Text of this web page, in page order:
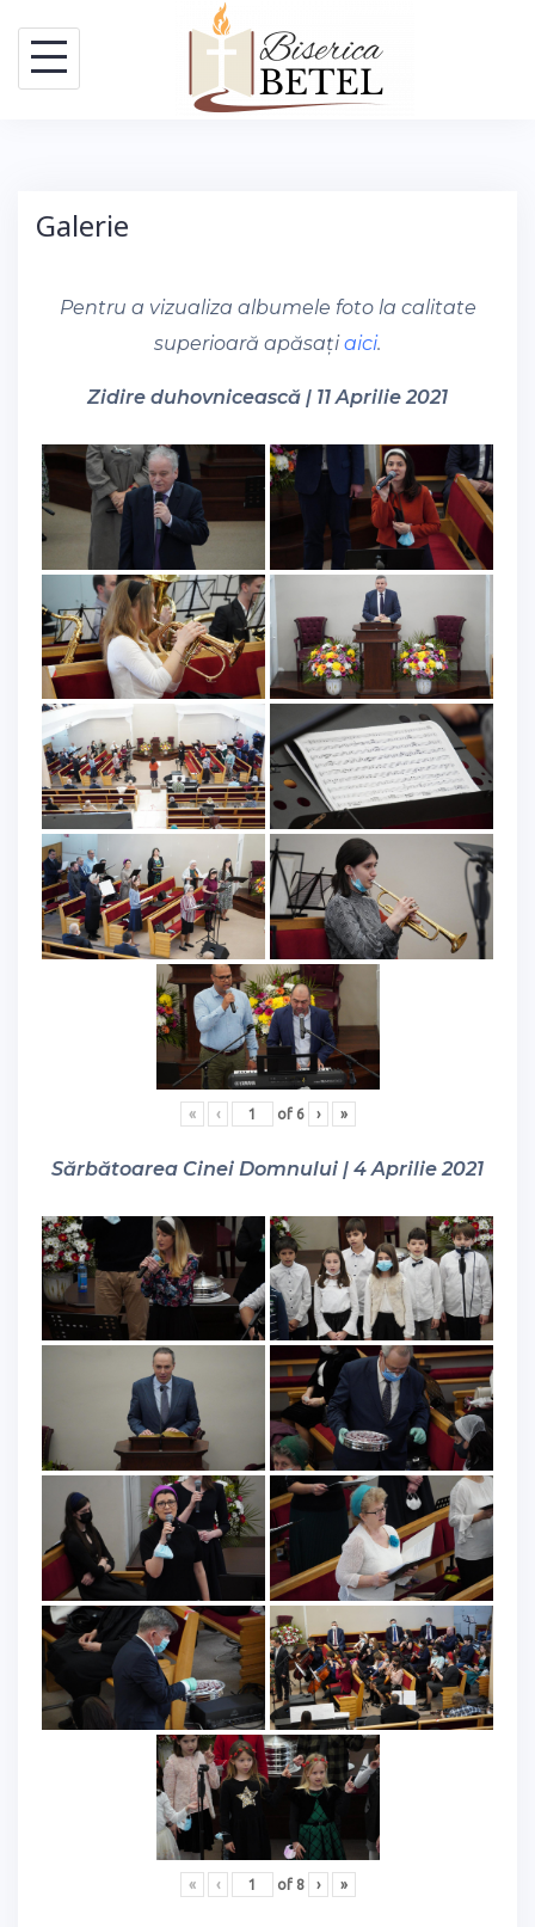
content
Galerie
Pentru a vizualiza albumele foto la calitate
superioară apăsațiaici.
Zidire duhovnicească | 11 Aprilie 2021
« ‹ of 6 › »
Sărbătoarea Cinei Domnului | 4 Aprilie 2021
« ‹ of 8 › »